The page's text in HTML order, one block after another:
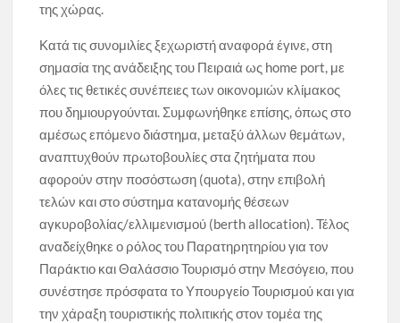
της χώρας.
Κατά τις συνομιλίες ξεχωριστή αναφορά έγινε, στη
σημασία της ανάδειξης του Πειραιά ως home port, με
όλες τις θετικές συνέπειες των οικονομιών κλίμακος
που δημιουργούνται. Συμφωνήθηκε επίσης, όπως στο
αμέσως επόμενο διάστημα, μεταξύ άλλων θεμάτων,
αναπτυχθούν πρωτοβουλίες στα ζητήματα που
αφορούν στην ποσόστωση (quota), στην επιβολή
τελών και στο σύστημα κατανομής θέσεων
αγκυροβολίας/ελλιμενισμού (berth allocation). Τέλος
αναδείχθηκε ο ρόλος του Παρατηρητηρίου για τον
Παράκτιο και Θαλάσσιο Τουρισμό στην Μεσόγειο, που
συνέστησε πρόσφατα το Υπουργείο Τουρισμού και για
την χάραξη τουριστικής πολιτικής στον τομέα της